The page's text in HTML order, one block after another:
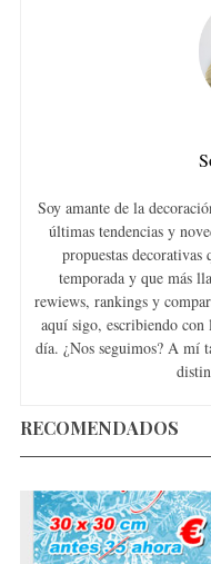
Soy amante de la
últimas tendencias y
propuestas decorativas
temporada y que más
rewiews, rankings y
aquí sigo, escribiendo
día. ¿Nos seguimos? A mí
RECOMENDADOS